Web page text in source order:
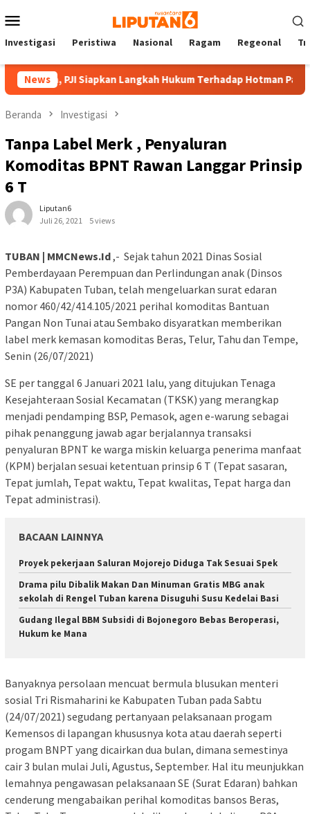
ke
Mobile
Investigasi Peristiwa Nasional Ragam Regeonal
News
PJI Siapkan Langkah Hukum Terhadap Hotman Paris
Beranda Investigasi
Tanpa Label Merk , Penyaluran
Komoditas BPNT Rawan Langgar Prinsip
6 T
Liputan6
Juli 26, 2021
5 views
TUBAN | MMCNews.Id,- Sejak tahun 2021 Dinas Sosial
Pemberdayaan Perempuan dan Perlindungan anak (Dinsos
P3A) Kabupaten Tuban, telah mengeluarkan surat edaran
nomor 460/42/414.105/2021 perihal komoditas Bantuan
Pangan Non Tunai atau Sembako disyaratkan memberikan
label merk kemasan komoditas Beras, Telur, Tahu dan Tempe,
Senin (26/07/2021)
SE per tanggal 6 Januari 2021 lalu, yang ditujukan Tenaga
Kesejahteraan Sosial Kecamatan (TKSK) yang merangkap
menjadi pendamping BSP, Pemasok, agen e-warung sebagai
pihak penanggung jawab agar berjalannya transaksi
penyaluran BPNT ke warga miskin keluarga penerima manfaat
(KPM) berjalan sesuai ketentuan prinsip 6 T (Tepat sasaran,
Tepat jumlah, Tepat waktu, Tepat kwalitas, Tepat harga dan
Tepat administrasi).
BACAAN LAINNYA
Proyek pekerjaan Saluran Mojorejo Diduga Tak Sesuai Spek
Drama pilu Dibalik Makan Dan Minuman Gratis MBG anak
sekolah di Rengel Tuban karena Disuguhi Susu Kedelai Basi
Gudang Ilegal BBM Subsidi di Bojonegoro Bebas Beroperasi,
Hukum ke Mana
Banyaknya persolaan mencuat bermula blusukan menteri
sosial Tri Rismaharini ke Kabupaten Tuban pada Sabtu
(24/07/2021) segudang pertanyaan pelaksanaan progam
Kemensos di lapangan khususnya kota atau daerah seperti
progam BNPT yang dicairkan dua bulan, dimana semestinya
cair 3 bulan mulai Juli, Agustus, September. Hal itu meunjukkan
lemahnya pengawasan pelaksanaan SE (Surat Edaran) bahkan
cenderung mengabaikan perihal komoditas bansos Beras,